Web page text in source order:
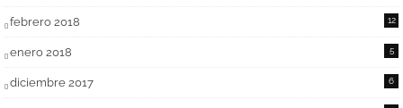
febrero 2018 12
enero 2018 5
diciembre 2017 6